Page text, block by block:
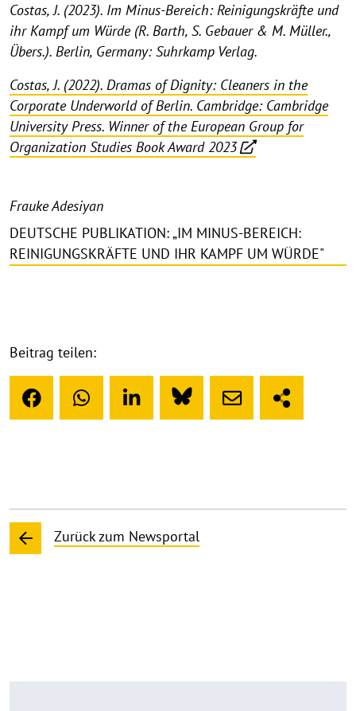
Costas, J. (2023). Im Minus-Bereich: Reinigungskräfte und
ihr Kampf um Würde (R. Barth, S. Gebauer & M. Müller.,
Übers.). Berlin, Germany: Suhrkamp Verlag.
Costas, J. (2022). Dramas of Dignity: Cleaners in the
Corporate Underworld of Berlin. Cambridge: Cambridge
University Press. Winner of the European Group for
Organization Studies Book Award 2023
Frauke Adesiyan
DEUTSCHE PUBLIKATION: „IM MINUS-BEREICH:
REINIGUNGSKRÄFTE UND IHR KAMPF UM WÜRDE"
Beitrag teilen:
Zurück zum Newsportal